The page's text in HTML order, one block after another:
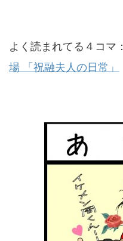
よく読まれてる４コマ：
場 「祝融夫人の日常」